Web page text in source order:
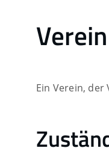
Ein Verein,